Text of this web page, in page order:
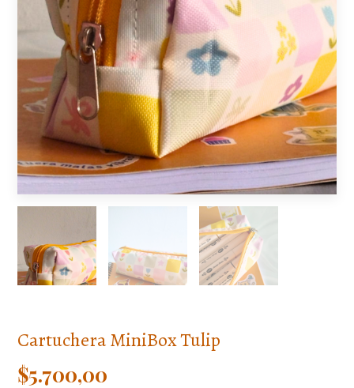
Cartuchera MiniBox Tulip
$5.700,00